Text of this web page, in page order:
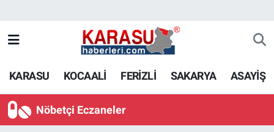
KARASU KOCAALİ FERİZLİ SAKARYA ASAYİŞ
Nöbetçi Eczaneler